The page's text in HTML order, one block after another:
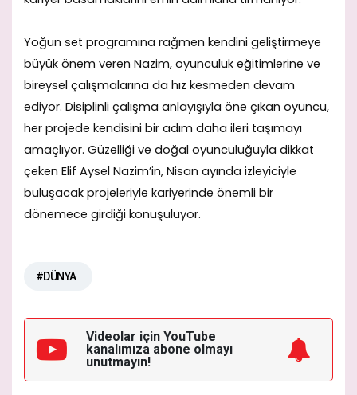
Yoğun set programına rağmen kendini geliştirmeye
büyük önem veren Nazim, oyunculuk eğitimlerine ve
bireysel çalışmalarına da hız kesmeden devam
ediyor. Disiplinli çalışma anlayışıyla öne çıkan oyuncu,
her projede kendisini bir adım daha ileri taşımayı
amaçlıyor. Güzelliği ve doğal oyunculuğuyla dikkat
çeken Elif Aysel Nazim’in, Nisan ayında izleyiciyle
buluşacak projeleriyle kariyerinde önemli bir
dönemece girdiği konuşuluyor.
#DÜNYA
Videolar için YouTube
kanalımıza abone olmayı
unutmayın!